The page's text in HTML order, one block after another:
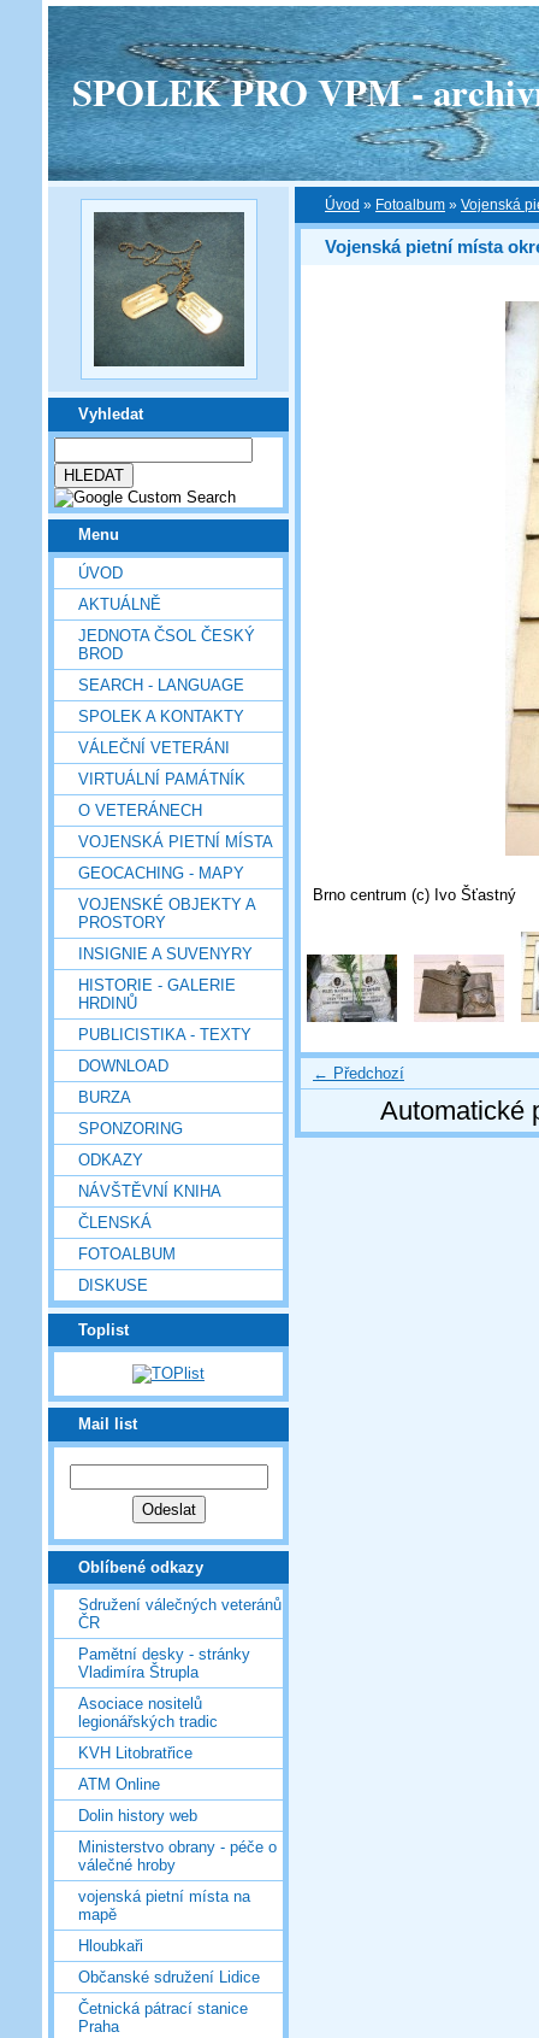
SPOLEK PRO VPM -
Vyhledat
Menu
ÚVOD
AKTUÁLNĚ
JEDNOTA ČSOL ČESKÝ
BROD
SEARCH - LANGUAGE
SPOLEK A KONTAKTY
VÁLEČNÍ VETERÁNI
VIRTUÁLNÍ PAMÁTNÍK
O VETERÁNECH
VOJENSKÁ PIETNÍ MÍSTA
GEOCACHING - MAPY
VOJENSKÉ OBJEKTY A
PROSTORY
INSIGNIE A SUVENYRY
HISTORIE - GALERIE
HRDINŮ
PUBLICISTIKA - TEXTY
DOWNLOAD
BURZA
SPONZORING
ODKAZY
NÁVŠTĚVNÍ KNIHA
ČLENSKÁ
FOTOALBUM
DISKUSE
Toplist
Mail list
Oblíbené odkazy
Sdružení válečných veteránů
ČR
Pamětní desky - stránky
Vladimíra Štrupla
Asociace nositelů
legionářských tradic
KVH Litobratřice
ATM Online
Dolin history web
Ministerstvo obrany - péče o
válečné hroby
vojenská pietní místa na
mapě
Hloubkaři
Občanské sdružení Lidice
Četnická pátrací stanice
Praha
Úvod » Fotoalbum » Vojenská
Vojenská pietní místa
Brno centrum (c) Ivo Šťastný
← Předchozí
Automatické